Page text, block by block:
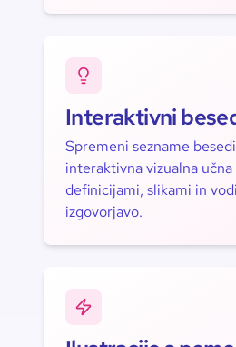
Interaktivni
Spremeni sezname
interaktivna vizualna učna
definicijami, slikami in
izgovorjavo.